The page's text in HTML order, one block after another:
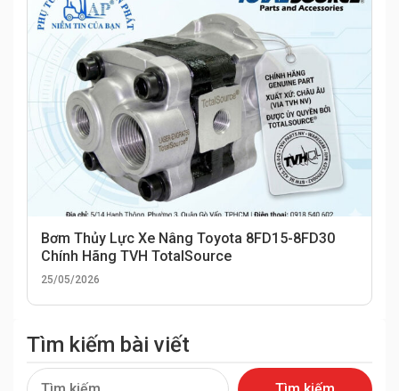
Bơm Thủy Lực Xe Nâng Toyota 8FD15-8FD30
Chính Hãng TVH TotalSource
25/05/2026
Tìm kiếm bài viết
Tìm